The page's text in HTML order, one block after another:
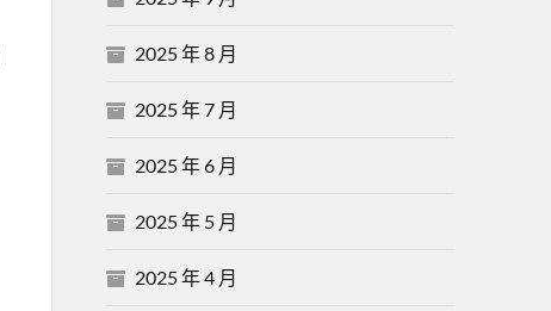
2025 年 8 月
2025 年 7 月
2025 年 6 月
2025 年 5 月
2025 年 4 月